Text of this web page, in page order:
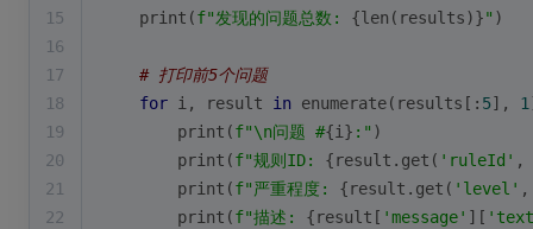
15
print (f"发现的问题总数: {len (results)}" )
16
17
# 打印前5个问题
18
for i, result in enumerate(results[: 5], 1
19
print (f"\n问题 #{i} :" )
20
print (f"规则ID: {result.get( 'ruleId' ,
21
print (f"严重程度: {result.get( 'level'
22
print (f"描述: {result[ 'message' ][